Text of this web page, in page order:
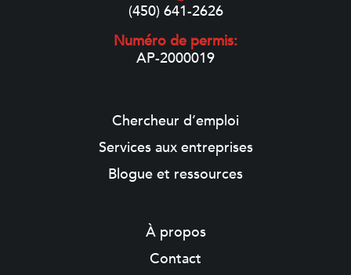
(450) 641-2626
Numéro de permis:
AP-2000019
Chercheur d’emploi
Services aux entreprises
Blogue et ressources
À propos
Contact